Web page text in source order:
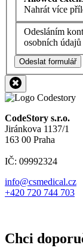
Nahrát více
Odesláním
osobních údajů
Odeslat formulář
CodeStory s.r.o.
Jiránkova 1137/1
163 00 Praha
IČ: 09992324
info@csmedical.cz
+420 720 744 703
Chci